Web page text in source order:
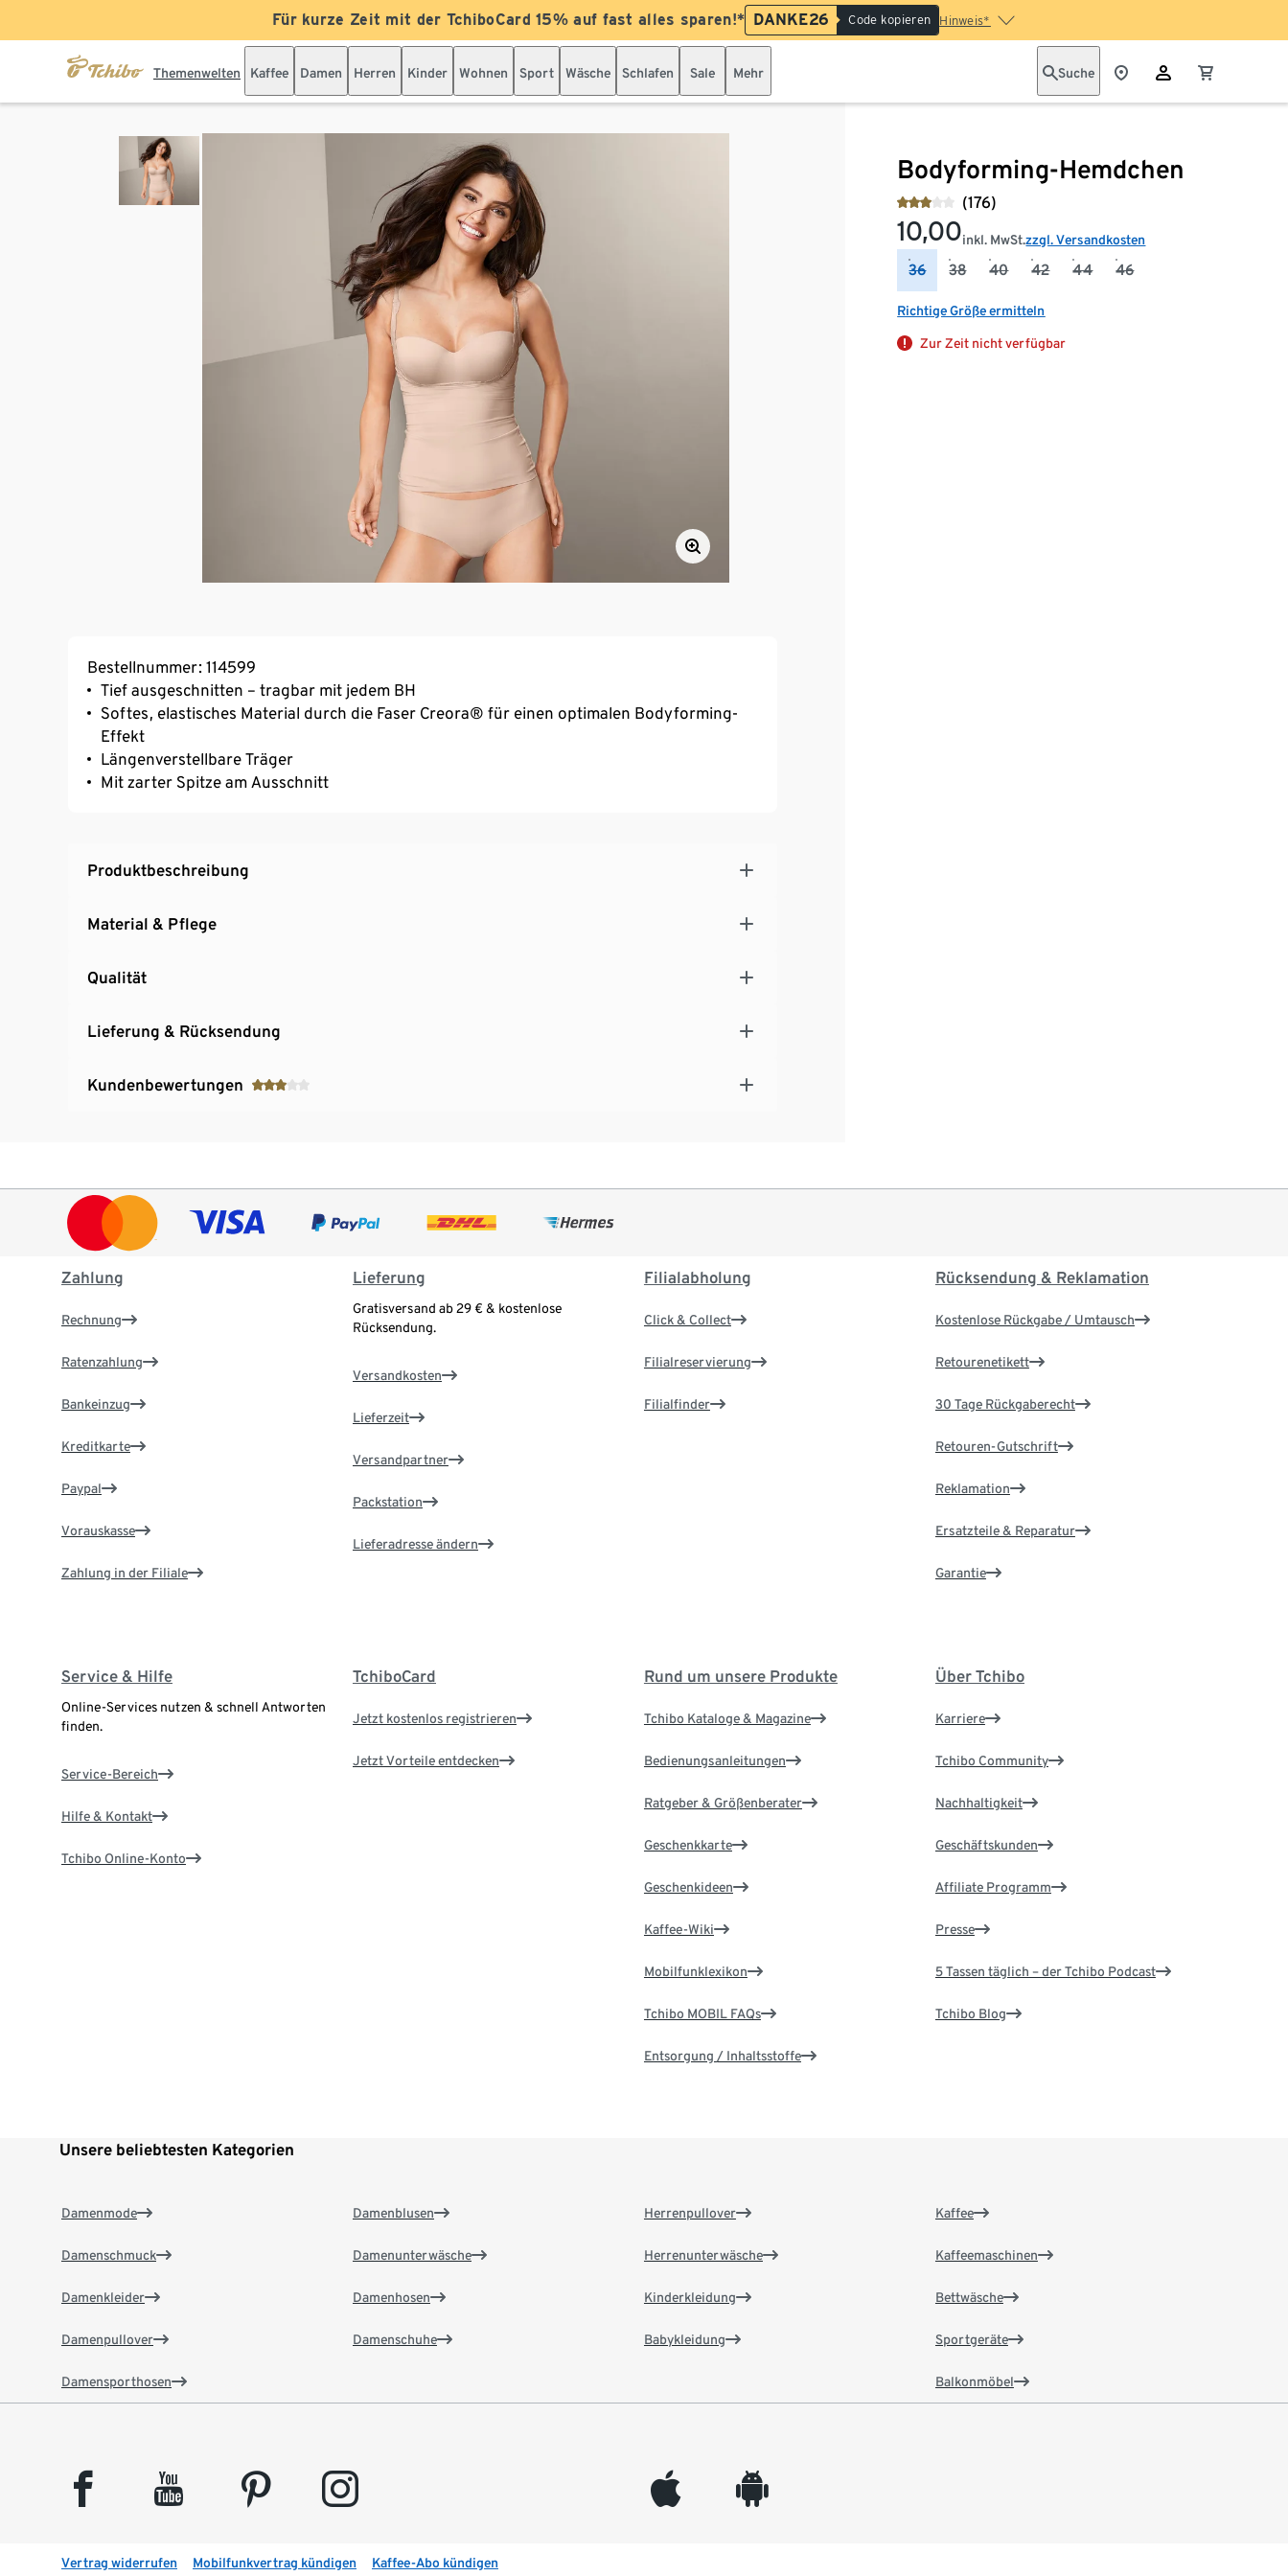
Für kurze Zeit mit der TchiboCard 15% auf fast alles sparen!* DANKE26 Code kopieren Hinweis*
Themenwelten Kaffee Damen Herren Kinder Wohnen Sport Wäsche Schlafen Sale Mehr Suche
Bodyforming-Hemdchen
(176)
10,00inkl. MwSt.zzgl. Versandkosten
36 38 40 42 44 46
Richtige Größe ermitteln
Zur Zeit nicht verfügbar
Bestellnummer: 114599
Tief ausgeschnitten – tragbar mit jedem BH
Softes, elastisches Material durch die Faser Creora® für einen optimalen Bodyforming-
Effekt
Längenverstellbare Träger
Mit zarter Spitze am Ausschnitt
Produktbeschreibung
Material & Pflege
Qualität
Lieferung & Rücksendung
Kundenbewertungen
Zahlung
Rechnung
Ratenzahlung
Bankeinzug
Kreditkarte
Paypal
Vorauskasse
Zahlung in der Filiale
Lieferung
Gratisversand ab 29 € & kostenlose
Rücksendung.
Versandkosten
Lieferzeit
Versandpartner
Packstation
Lieferadresse ändern
Filialabholung
Click & Collect
Filialreservierung
Filialfinder
Rücksendung & Reklamation
Kostenlose Rückgabe / Umtausch
Retourenetikett
30 Tage Rückgaberecht
Retouren-Gutschrift
Reklamation
Ersatzteile & Reparatur
Garantie
Service & Hilfe
Online-Services nutzen & schnell Antworten
finden.
Service-Bereich
Hilfe & Kontakt
Tchibo Online-Konto
TchiboCard
Jetzt kostenlos registrieren
Jetzt Vorteile entdecken
Rund um unsere Produkte
Tchibo Kataloge & Magazine
Bedienungsanleitungen
Ratgeber & Größenberater
Geschenkkarte
Geschenkideen
Kaffee-Wiki
Mobilfunklexikon
Tchibo MOBIL FAQs
Entsorgung / Inhaltsstoffe
Über Tchibo
Karriere
Tchibo Community
Nachhaltigkeit
Geschäftskunden
Affiliate Programm
Presse
5 Tassen täglich – der Tchibo Podcast
Tchibo Blog
Unsere beliebtesten Kategorien
Damenmode
Damenschmuck
Damenkleider
Damenpullover
Damensporthosen
Damenblusen
Damenunterwäsche
Damenhosen
Damenschuhe
Herrenpullover
Herrenunterwäsche
Kinderkleidung
Babykleidung
Kaffee
Kaffeemaschinen
Bettwäsche
Sportgeräte
Balkonmöbel
facebook youtube pinterest instagram appleinc android
Vertrag widerrufen Mobilfunkvertrag kündigen Kaffee-Abo kündigen